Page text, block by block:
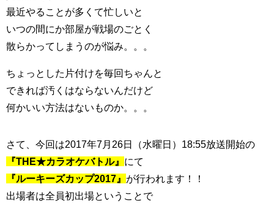
最近やることが多くて忙しいと
いつの間にか部屋が戦場のごとく
散らかってしまうのが悩み。。。
ちょっとした片付けを毎回ちゃんと
できれば汚くはならないんだけど
何かいい方法はないものか。。。
さて、今回は2017年7月26日（水曜日）18:55放送開始の
『THE★カラオケバトル』 にて
『ルーキーズカップ2017』 が行われます！！
出場者は全員初出場ということで